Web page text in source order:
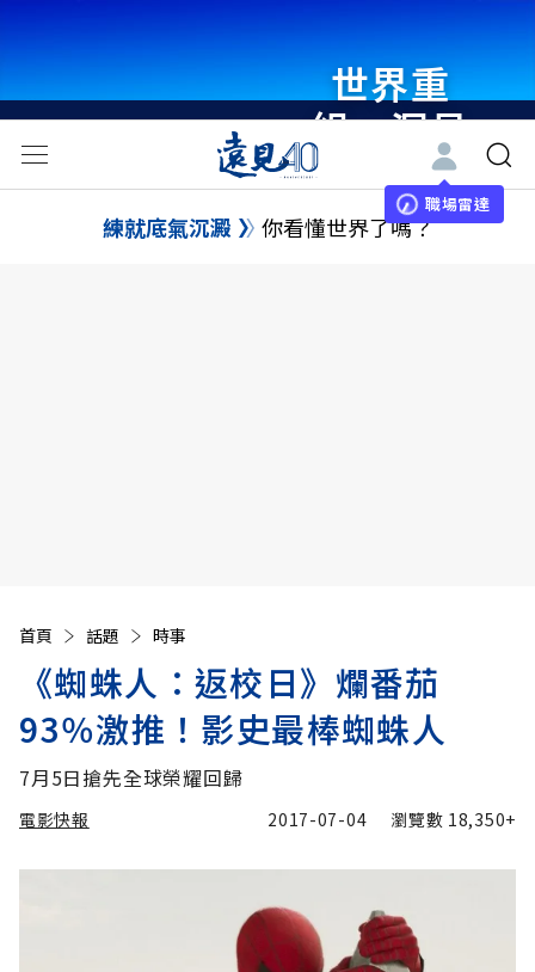
世界重
組・洞見
未來 與
世界領袖
職場雷達
練就底氣沉澱 你看懂世界了嗎？
首頁 話題 時事
《蜘蛛人：返校日》爛番茄
93％激推！影史最棒蜘蛛人
7月5日搶先全球榮耀回歸
電影快報 2017-07-04 瀏覽數 18,350+